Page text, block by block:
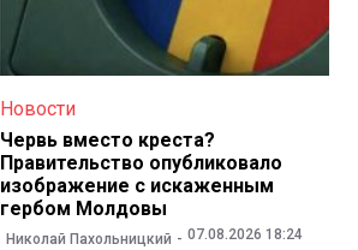
Новости
Червь вместо креста?
Правительство опубликовало
изображение с искаженным
гербом Молдовы
Николай Пахольницкий 07.08.2026 18:24